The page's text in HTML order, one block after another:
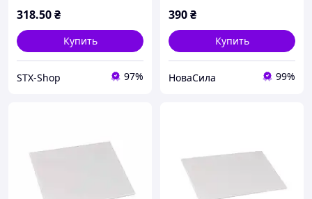
318.50₴
Купить
STX-Shop 97%
390₴
Купить
НоваСила 99%